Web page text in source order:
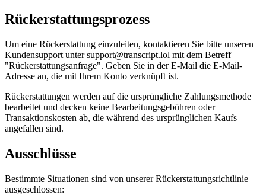
Rückerstattungsprozess
Um eine Rückerstattung einzuleiten, kontaktieren Sie bitte unseren
Kundensupport untersupport@transcript.lol mit dem Betreff
"Rückerstattungsanfrage". Geben Sie in der E-Mail die E-Mail-
Adresse an, die mit Ihrem Konto verknüpft ist.
Rückerstattungen werden auf die ursprüngliche Zahlungsmethode
bearbeitet und decken keine Bearbeitungsgebühren oder
Transaktionskosten ab, die während des ursprünglichen Kaufs
angefallen sind.
Ausschlüsse
Bestimmte Situationen sind von unserer Rückerstattungsrichtlinie
ausgeschlossen: